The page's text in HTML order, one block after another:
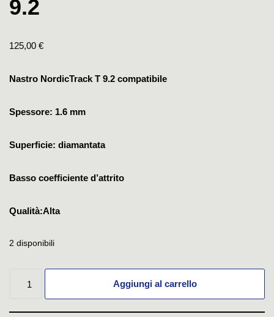
9.2
125,00 €
Nastro NordicTrack T 9.2 compatibile
Spessore: 1.6 mm
Superficie: diamantata
Basso coefficiente d’attrito
Qualità:Alta
2 disponibili
Aggiungi al carrello